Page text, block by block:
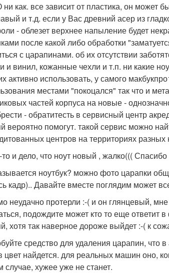
как. все зависит от пластика, он может
и т.д. если у Вас древний асер из
- облезет верхнее напыление будет
после какой либо обработки
с царапинами. об их отсутствии
и винил, кожанные чехли и т.п. ни какие
активно использовать, у самого
местами "покоцался" так что и
частей корпуса на новые -
- обратитесть в сервисный центр
вероятно помогут. такой сервис можно
центров на территориях разных
и дело, что ноут новый , жалко(((
ноутбук? можно фото царапки
кадр).. Давайте вместе поглядим может
неудачно протерли :-( и он глянцевый,
подождите может кто то еще ответит
хотя так наверное дороже выйдет :-( к
средство для удаления царапин, что
цвет найдется. для реальных машин оно,
случае, хужее уже не станет.